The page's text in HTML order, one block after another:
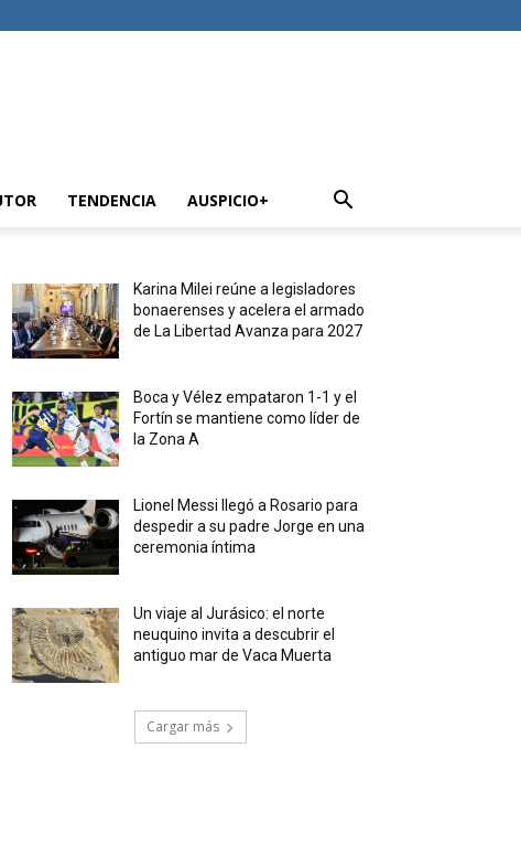
TENDENCIA AUSPICIO+
Karina Milei reúne a legisladores
bonaerenses y acelera el armado
de La Libertad Avanza para 2027
Boca y Vélez empataron 1-1 y el
Fortín se mantiene como líder de
la Zona A
Lionel Messi llegó a Rosario para
despedir a su padre Jorge en una
ceremonia íntima
Un viaje al Jurásico: el norte
neuquino invita a descubrir el
antiguo mar de Vaca Muerta
Cargar más